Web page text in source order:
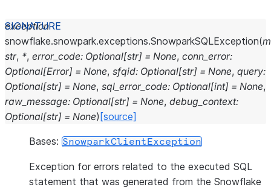
exception
snowflake.snowpark.exceptions.SnowparkSQLException(
str, *, error_code: Optional[str] = None, conn_error:
Optional[Error] = None, sfqid: Optional[str] = None, query:
Optional[str] = None, sql_error_code: Optional[int] = None,
raw_message: Optional[str] = None, debug_context:
Optional[str] = None) [source]
Bases: SnowparkClientException
Exception for errors related to the executed SQL
statement that was generated from the Snowflake